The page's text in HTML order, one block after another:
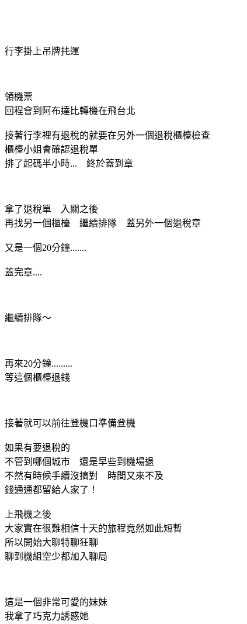
行李掛上吊牌扥運
領機票
回程會到阿布達比轉機在飛台北
接著行李裡有退稅的就要在另外一個退稅櫃檯檢查
櫃檯小姐會確認退稅單
排了起碼半小時... 終於蓋到章
拿了退稅單 入關之後
再找另一個櫃檯 繼續排隊 蓋另外一個退稅章
又是一個20分鐘.......
蓋完章....
繼續排隊～
再來20分鐘.........
等這個櫃檯退錢
接著就可以前往登機口準備登機
如果有要退稅的
不管到哪個城市 還是早些到機場退
不然有時候手續沒搞對 時間又來不及
錢通通都留給人家了！
上飛機之後
大家實在很難相信十天的旅程竟然如此短暫
所以開始大聊特聊狂聊
聊到機組空少都加入聊局
這是一個非常可愛的妹妹
我拿了巧克力誘惑她